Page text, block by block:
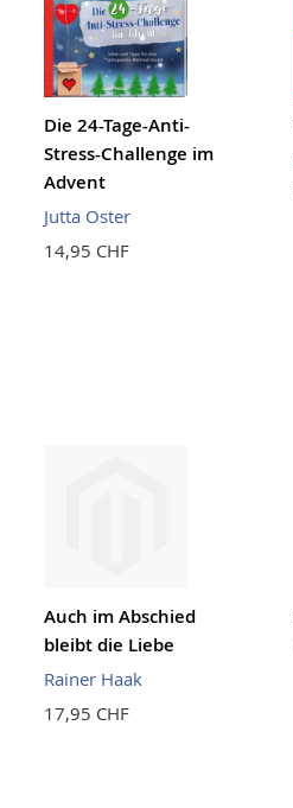
Die 24-Tage-Anti-
Stress-Challenge im
Advent
Jutta Oster
14,95 CHF
Auch im Abschied
bleibt die Liebe
Rainer Haak
17,95 CHF